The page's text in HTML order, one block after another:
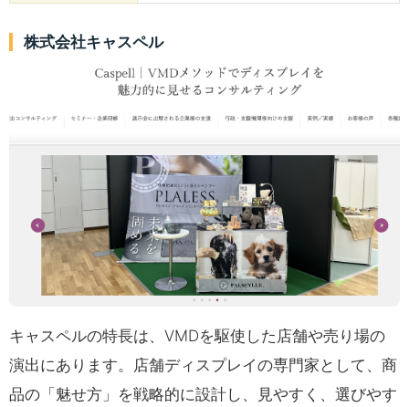
株式会社キャスペル
キャスペルの特長は、VMDを駆使した店舗や売り場の
演出にあります。店舗ディスプレイの専門家として、商
品の「魅せ方」を戦略的に設計し、見やすく、選びやす